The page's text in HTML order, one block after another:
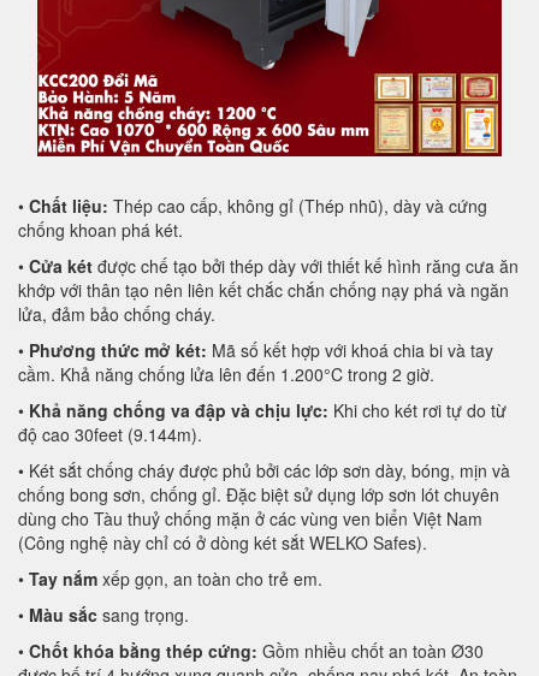
• Chất liệu: Thép cao cấp, không gỉ (Thép nhũ), dày và cứng
chống khoan phá két.
• Cửa két được chế tạo bởi thép dày với thiết kế hình răng cưa ăn
khớp với thân tạo nên liên kết chắc chắn chống nạy phá và ngăn
lửa, đảm bảo chống cháy.
• Phương thức mở két: Mã số kết hợp với khoá chia bi và tay
cầm. Khả năng chống lửa lên đến 1.200°C trong 2 giờ.
• Khả năng chống va đập và chịu lực: Khi cho két rơi tự do từ
độ cao 30feet (9.144m).
• Két sắt chống cháy được phủ bởi các lớp sơn dày, bóng, mịn và
chống bong sơn, chống gỉ. Đặc biệt sử dụng lớp sơn lót chuyên
dùng cho Tàu thuỷ chống mặn ở các vùng ven biển Việt Nam
(Công nghệ này chỉ có ở dòng két sắt WELKO Safes).
• Tay nắm xếp gọn, an toàn cho trẻ em.
• Màu sắc sang trọng.
• Chốt khóa bằng thép cứng: Gồm nhiều chốt an toàn Ø30